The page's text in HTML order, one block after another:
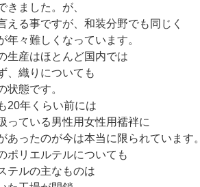
きました。が、
える事ですが、和装分野でも同じく
年々難しくなっています。
生産はほとんど国内では
、織りについても
状態です。
20年くらい前には
っている男性用女性用襦袢に
あったのが今は本当に限られています。
ポリエルテルについても
テルの主なものは